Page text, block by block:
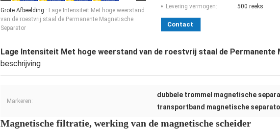
Grote Afbeelding : Lage Intensiteit Met hoge weerstand
van de roestvrij staal de Permanente Magnetische
Separator
Levering vermogen:
500 reeks
Contact
Lage Intensiteit Met hoge weerstand van de roestvrij staal de Permanente
beschrijving
Markeren:
dubbele trommel magnetische
transportband magnetische
Magnetische filtratie, werking van de magnetische scheider